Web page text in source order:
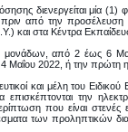
διενεργείται μία
από την προσέλευση
και στα Κέντρα
μονάδων, από 2 έως 6
4 Μαΐου 2022, ή την
και μέλη του
την
που είναι στενές
των προληπτικών